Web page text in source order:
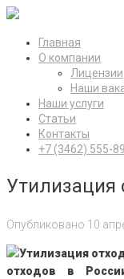
Перейти
контенту
Главная
О компании
Лицензии
Наши
Наши услуги
Статьи
Контакты
+7 (3462) 555-
Утилизация
Опубликовано 10
отходов в